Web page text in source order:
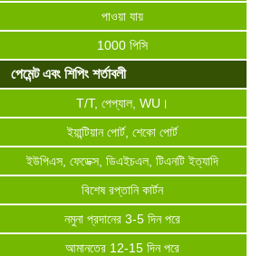
পাওয়া যায়
1000 পিসি
পেমেন্ট এবং শিপিং শর্তাবলী
T/T, পেপ্যাল, WU।
ইয়ান্টিয়ান পোর্ট, শেকো পোর্ট
ইউপিএস, ফেডেক্স, ডিএইচএল, টিএনটি ইত্যাদি
বিশেষ রপ্তানি কার্টন
নমুনা প্রদানের 3-5 দিন পরে
আমানতের 12-15 দিন পরে